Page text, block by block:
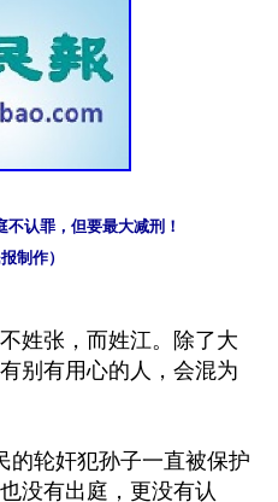
认罪，但要最大减刑！
制作）
姓张，而姓江。除了大
别有用心的人，会混为
的轮奸犯孙子一直被保护
没有出庭，更没有认